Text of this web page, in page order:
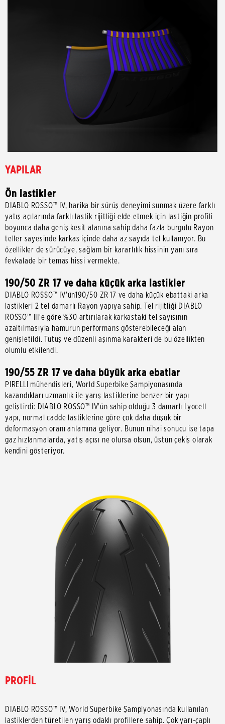
YAPILAR
Ön lastikler
DIABLO ROSSO™ IV, harika bir sürüş deneyimi sunmak üzere farklı
yatış açılarında farklı lastik rijitliği elde etmek için lastiğin profili
boyunca daha geniş kesit alanına sahip daha fazla burgulu Rayon
teller sayesinde karkas içinde daha az sayıda tel kullanıyor. Bu
özellikler de sürücüye, sağlam bir kararlılık hissinin yanı sıra
fevkalade bir temas hissi vermekte.
190/50 ZR 17 ve daha küçük arka lastikler
DIABLO ROSSO™ IV'ün190/50 ZR 17 ve daha küçük ebattaki arka
lastikleri 2 tel damarlı Rayon yapıya sahip. Tel rijitliği DIABLO
ROSSO™ III'e göre %30 artırılarak karkastaki tel sayısının
azaltılmasıyla hamurun performans gösterebileceği alan
genişletildi. Tutuş ve düzenli aşınma karakteri de bu özellikten
olumlu etkilendi.
190/55 ZR 17 ve daha büyük arka ebatlar
PIRELLI mühendisleri, World Superbike Şampiyonasında
kazandıkları uzmanlık ile yarış lastiklerine benzer bir yapı
geliştirdi: DIABLO ROSSO™ IV'ün sahip olduğu 3 damarlı Lyocell
yapı, normal cadde lastiklerine göre çok daha düşük bir
deformasyon oranı anlamına geliyor. Bunun nihai sonucu ise tapa
gaz hızlanmalarda, yatış açısı ne olursa olsun, üstün çekiş olarak
kendini gösteriyor.
PROFİL
DIABLO ROSSO™ IV, World Superbike Şampiyonasında kullanılan
lastiklerden türetilen yarış odaklı profillere sahip. Çok yarı-çaplı